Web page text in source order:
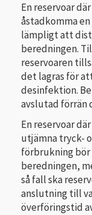
En reservoar
åstadkomma
lämpligt att
beredningen.
reservoaren
det lagras för
desinfektion.
avslutad förrän
En reservoar
utjämna tryck-
förbrukning bör
beredningen,
så fall ska
anslutning till
överföringstid